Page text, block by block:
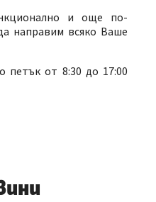
и още по-
направим всяко Ваше
петък от 8:30 до 17:00